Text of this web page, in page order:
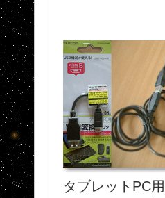
タブレットPC